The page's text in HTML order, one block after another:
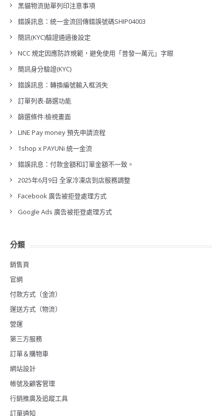
黑貓物流拋單列印注意事項
錯誤訊息：統一金流回傳錯誤號碼SHIP04003
簡訊(KYC)驗證通過後設定
NCC 規定因應防詐規範，避免使用「普發一萬元」字眼
簡訊身分驗證(KYC)
錯誤訊息：轉換編號輸入框消失
訂單列表-篩選功能
篩選條件:檢視畫面
LINE Pay money 預先申請流程
1shop x PAYUNi 統一金流
錯誤訊息：付款金額和訂單金額不一致。
2025年6月9日 全家冷凍店到店服務調整
Facebook 廣告被拒登處理方式
Google Ads 廣告被拒登處理方式
分類
銷售頁
官網
付款方式（金流）
運送方式（物流）
營運
第三方服務
訂單＆購物車
網站設計
帳號及顧客管理
行銷推廣及追蹤工具
訂單通知